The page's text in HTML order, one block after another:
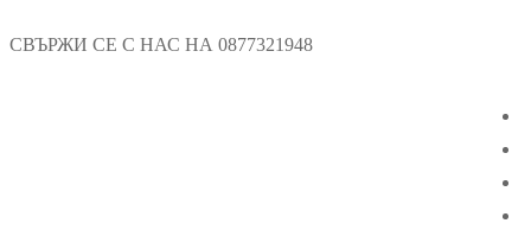
към
СВЪРЖИ СЕ С НАС НА 0877321948